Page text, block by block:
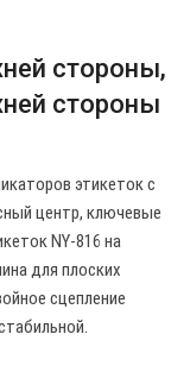
стороны,
стороны
этикеток с
центр, ключевые
NY-816 на
для плоских
сцепление